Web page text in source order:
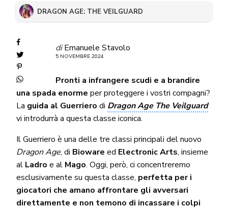
DRAGON AGE: THE VEILGUARD
di Emanuele Stavolo
5 NOVEMBRE 2024
Pronti a infrangere scudi e a brandire
una spada enorme per proteggere i vostri compagni?
La guida al Guerriero di Dragon Age The Veilguard
vi introdurrà a questa classe iconica.
Il Guerriero è una delle tre classi principali del nuovo
Dragon Age, di Bioware ed Electronic Arts, insieme
al Ladro e al Mago. Oggi, però, ci concentreremo
esclusivamente su questa classe, perfetta per i
giocatori che amano affrontare gli avversari
direttamente e non temono di incassare i colpi